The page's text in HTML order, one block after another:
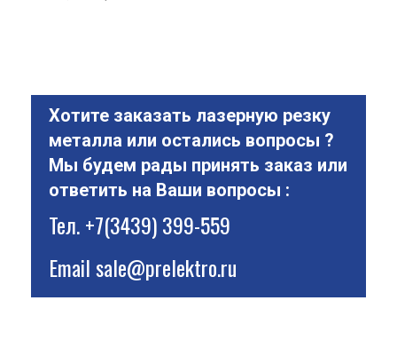
Хотите заказать лазерную резку
металла или остались вопросы ?
Мы будем рады принять заказ или
ответить на Ваши вопросы :
Тел.+7(3439) 399-559
Emailsale@prelektro.ru